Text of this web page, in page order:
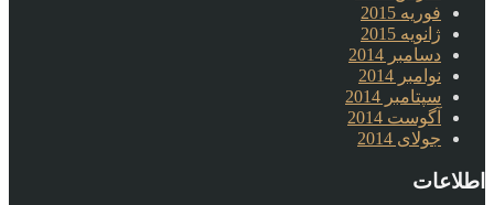
فوریه 2015
ژانویه 2015
دسامبر 2014
نوامبر 2014
سپتامبر 2014
آگوست 2014
جولای 2014
اطلاعات